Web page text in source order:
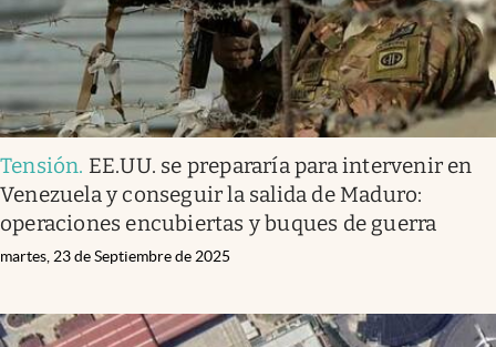
Tensión. EE.UU. se prepararía para intervenir en
Venezuela y conseguir la salida de Maduro:
operaciones encubiertas y buques de guerra
martes, 23 de Septiembre de 2025